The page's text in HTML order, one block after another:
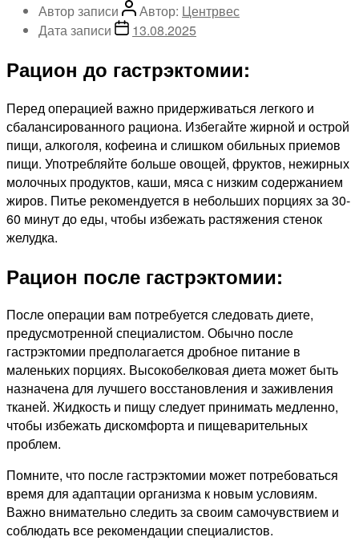
Автор записи Автор: Центрвес
Дата записи
13.08.2025
Рацион до гастрэктомии:
Перед операцией важно придерживаться легкого и
сбалансированного рациона. Избегайте жирной и острой
пищи, алкоголя, кофеина и слишком обильных приемов
пищи. Употребляйте больше овощей, фруктов, нежирных
молочных продуктов, каши, мяса с низким содержанием
жиров. Питье рекомендуется в небольших порциях за 30-
60 минут до еды, чтобы избежать растяжения стенок
желудка.
Рацион после гастрэктомии:
После операции вам потребуется следовать диете,
предусмотренной специалистом. Обычно после
гастрэктомии предполагается дробное питание в
маленьких порциях. Высокобелковая диета может быть
назначена для лучшего восстановления и заживления
тканей. Жидкость и пищу следует принимать медленно,
чтобы избежать дискомфорта и пищеварительных
проблем.
Помните, что после гастрэктомии может потребоваться
время для адаптации организма к новым условиям.
Важно внимательно следить за своим самочувствием и
соблюдать все рекомендации специалистов.